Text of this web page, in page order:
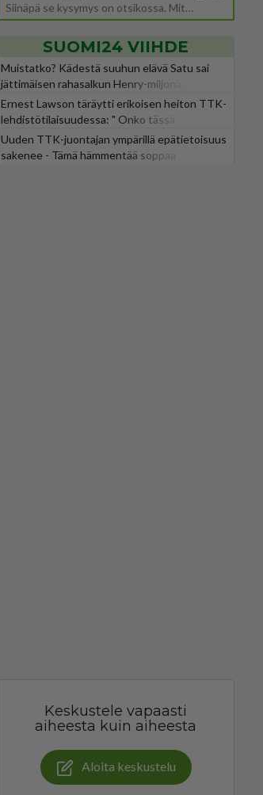
Siinäpä se kysymys on otsikossa. Mitäpä siis tuot/toisit pöytään parisuhteessa? Oletko mies vai nainen? Koetko sen mitä
SUOMI24 VIIHDE
Muistatko? Kädestä suuhun elävä Satu sai
jättimäisen rahasalkun Henry-miljonääriltä
Ernest Lawson täräytti erikoisen heiton TTK-
lehdistötilaisuudessa: " Onko tässä
tarkoituksena...?"
Uuden TTK-juontajan ympärillä epätietoisuus
sakenee - Tämä hämmentää soppaa
Keskustele vapaasti
aiheesta kuin aiheesta
Aloita keskustelu